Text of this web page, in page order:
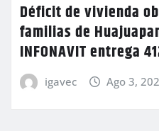
Déficit de vivienda
familias de
INFONAVIT entrega
igavec Ago 3,